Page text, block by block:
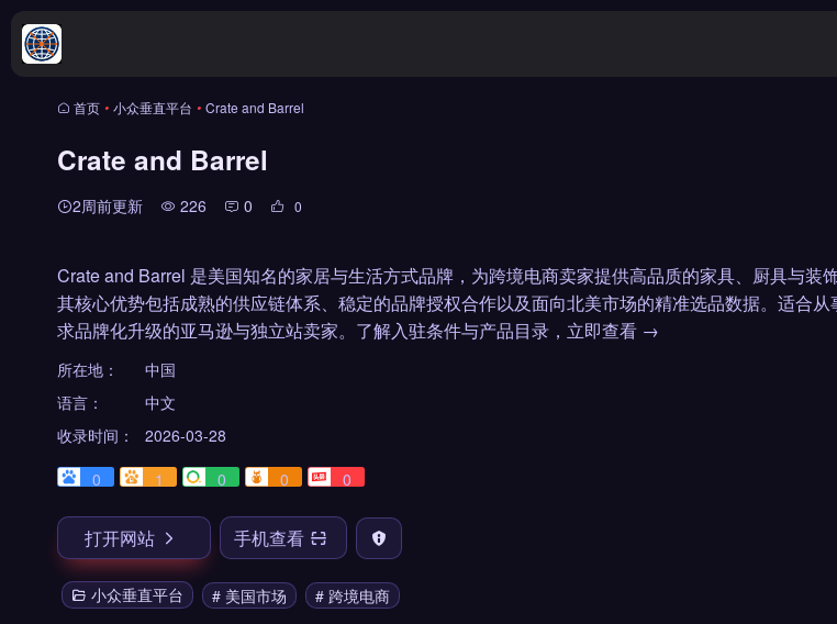
首页 • 小众垂直平台 • Crate and Barrel
Crate and Barrel
2周前更新 226 0 0
Crate and Barrel 是美国知名的家居与生活方式品牌，为跨境电商卖家提供高品质的家具、厨具与装饰
其核心优势包括成熟的供应链体系、稳定的品牌授权合作以及面向北美市场的精准选品数据。适合
求品牌化升级的亚马逊与独立站卖家。了解入驻条件与产品目录，立即查看 →
所在地：
中国
语言：
中文
收录时间：
2026-03-28
0
1 0 0 0
打开网站 手机查看
小众垂直平台 # 美国市场 # 跨境电商